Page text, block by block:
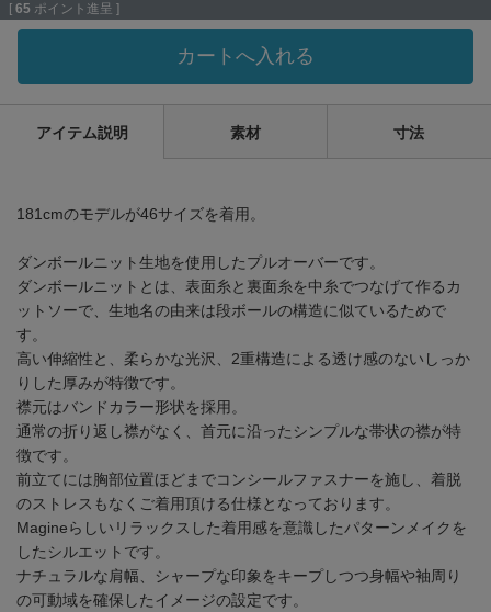
[ 65 ポイント進呈 ]
カートへ入れる
アイテム説明 素材 寸法
181cmのモデルが46サイズを着用。
ダンボールニット生地を使用したプルオーバーです。
ダンボールニットとは、表面糸と裏面糸を中糸でつなげて作るカ
ットソーで、生地名の由来は段ボールの構造に似ているためで
す。
高い伸縮性と、柔らかな光沢、2重構造による透け感のないしっか
りした厚みが特徴です。
襟元はバンドカラー形状を採用。
通常の折り返し襟がなく、首元に沿ったシンプルな帯状の襟が特
徴です。
前立てには胸部位置ほどまでコンシールファスナーを施し、着脱
のストレスもなくご着用頂ける仕様となっております。
Magineらしいリラックスした着用感を意識したパターンメイクを
したシルエットです。
ナチュラルな肩幅、シャープな印象をキープしつつ身幅や袖周り
の可動域を確保したイメージの設定です。